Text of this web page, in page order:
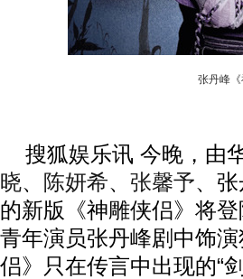
张丹峰
搜狐娱乐讯 今晚，由
晓、 陈妍希、 张馨予、张
的新版《神雕侠侣》将
青年演员张丹峰剧中饰
侣》只在传言中出现的“